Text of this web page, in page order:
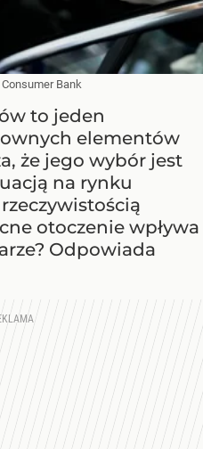
Bank
to jeden
elementów
że jego wybór jest
na rynku
otoczenie wpływa
Odpowiada